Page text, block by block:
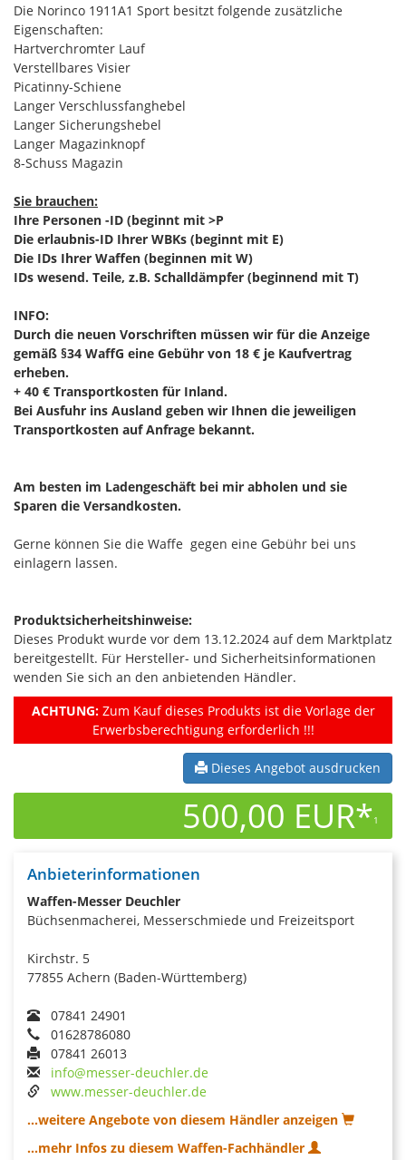
Die Norinco 1911A1 Sport besitzt folgende zusätzliche
Eigenschaften:
Hartverchromter Lauf
Verstellbares Visier
Picatinny-Schiene
Langer Verschlussfanghebel
Langer Sicherungshebel
Langer Magazinknopf
8-Schuss Magazin
Sie brauchen:
Ihre Personen -ID (beginnt mit >P
Die erlaubnis-ID Ihrer WBKs (beginnt mit E)
Die IDs Ihrer Waffen (beginnen mit W)
IDs wesend. Teile, z.B. Schalldämpfer (beginnend mit T)
INFO:
Durch die neuen Vorschriften müssen wir für die Anzeige
gemäß §34 WaffG eine Gebühr von 18 € je Kaufvertrag
erheben.
+ 40 € Transportkosten für Inland.
Bei Ausfuhr ins Ausland geben wir Ihnen die jeweiligen
Transportkosten auf Anfrage bekannt.
Am besten im Ladengeschäft bei mir abholen und sie
Sparen die Versandkosten.
Gerne können Sie die Waffe gegen eine Gebühr bei uns
einlagern lassen.
Produktsicherheitshinweise:
Dieses Produkt wurde vor dem 13.12.2024 auf dem Marktplatz
bereitgestellt. Für Hersteller- und Sicherheitsinformationen
wenden Sie sich an den anbietenden Händler.
ACHTUNG:Zum Kauf dieses Produkts ist die Vorlage der
Erwerbsberechtigung erforderlich !!!
Dieses Angebot ausdrucken
500,00 EUR*1
Anbieterinformationen
Waffen-Messer Deuchler
Büchsenmacherei, Messerschmiede und Freizeitsport
Kirchstr. 5
77855 Achern (Baden-Württemberg)
07841 24901
01628786080
07841 26013
info@messer-deuchler.de
www.messer-deuchler.de
...weitere Angebote von diesem Händler anzeigen
...mehr Infos zu diesem Waffen-Fachhändler